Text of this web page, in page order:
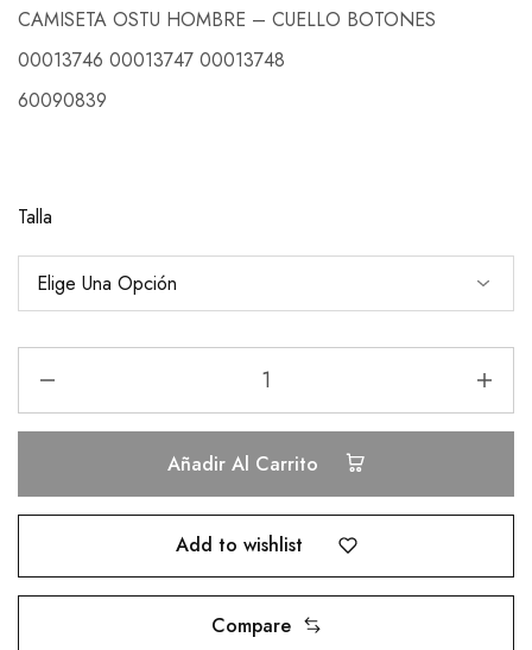
CAMISETA OSTU HOMBRE – CUELLO BOTONES
00013746 00013747 00013748
60090839
Talla
Añadir Al Carrito
Add to wishlist
Compare